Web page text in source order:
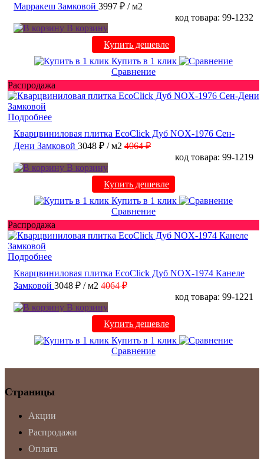
Марракеш Замковой 3997 ₽ / м2
код товара: 99-1232
В корзину
Купить дешевле
Купить в 1 клик
Сравнение
Распродажа
Подробнее
Кварцвиниловая плитка EcoClick Дуб NOX-1976 Сен-
Дени Замковой 3048 ₽ / м2 4064 ₽
код товара: 99-1219
В корзину
Купить дешевле
Купить в 1 клик
Сравнение
Распродажа
Подробнее
Кварцвиниловая плитка EcoClick Дуб NOX-1974 Канеле
Замковой 3048 ₽ / м2 4064 ₽
код товара: 99-1221
В корзину
Купить дешевле
Купить в 1 клик
Сравнение
Страницы
Акции
Распродажи
Оплата